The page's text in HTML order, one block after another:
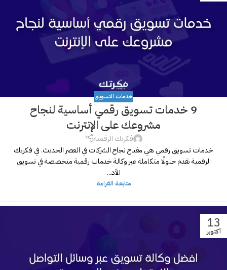
خدمات التسويق
9 خدمات تسويق رقمي أساسية لنجاح
مشروعك على الإنترنت
فكرتك الرقمية
خدمات تسويق رقمي هي مفتاح نجاح الشركات في العصر الحديث. في فكرتك
الرقمية نقدم حلولًا متكاملة عبر وكالة خدمات رقمية متخصصة في تسويق
الأد...
متابعة القراءة
13
أكتوبر